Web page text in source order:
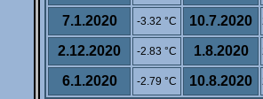
7.1.2020 -3.32 °C 10.7.2020
2.12.2020 -2.83 °C 1.8.2020
6.1.2020 -2.79 °C 10.8.2020